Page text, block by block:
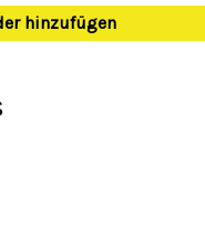
hinzufügen